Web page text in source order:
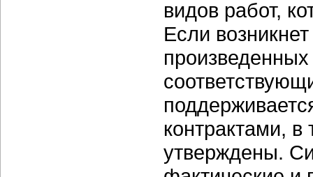
видов работ,
Если
контрактами,
утверждены.